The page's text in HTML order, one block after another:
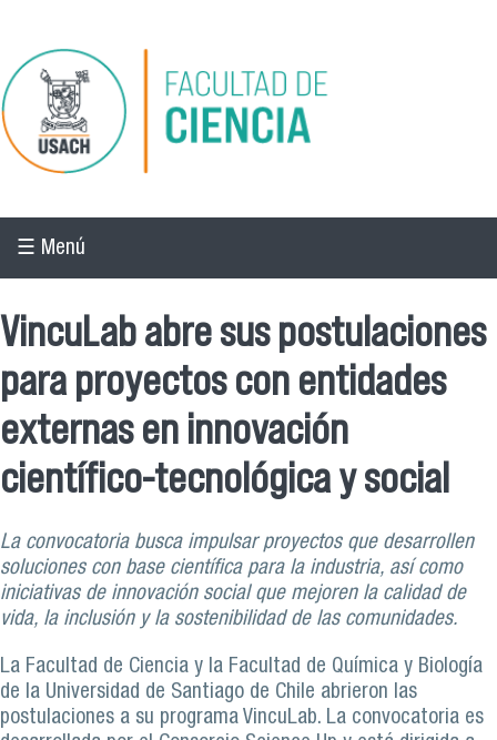
Pasar al contenido principal
☰ Menú
VincuLab abre sus postulaciones
para proyectos con entidades
externas en innovación
científico-tecnológica y social
La convocatoria busca impulsar proyectos que desarrollen
soluciones con base científica para la industria, así como
iniciativas de innovación social que mejoren la calidad de
vida, la inclusión y la sostenibilidad de las comunidades.
La Facultad de Ciencia y la Facultad de Química y Biología
de la Universidad de Santiago de Chile abrieron las
postulaciones a su programa VincuLab. La convocatoria es